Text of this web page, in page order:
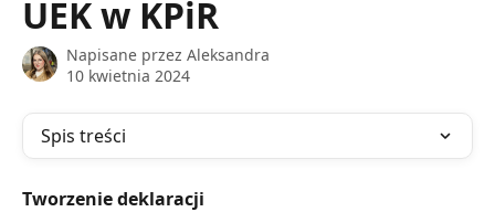
UEK w KPiR
Napisane przez Aleksandra
10 kwietnia 2024
Spis treści
Tworzenie deklaracji